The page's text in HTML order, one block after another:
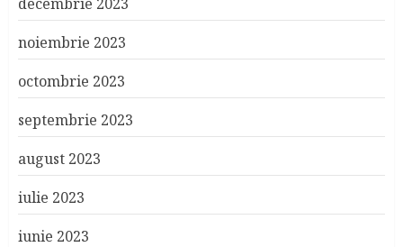
noiembrie 2023
octombrie 2023
septembrie 2023
august 2023
iulie 2023
iunie 2023